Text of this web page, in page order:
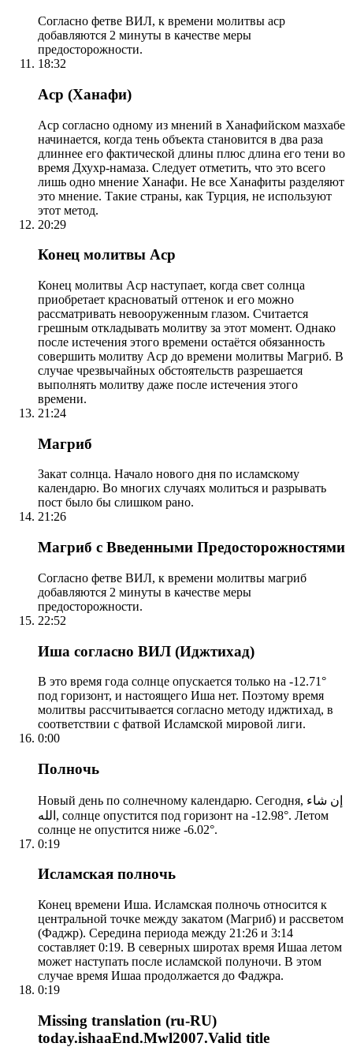
Согласно фетве ВИЛ, к времени молитвы аср
добавляются 2 минуты в качестве меры
предосторожности.
18:32
Аср (Ханафи)
Аср согласно одному из мнений в Ханафийском мазхабе
начинается, когда тень объекта становится в два раза
длиннее его фактической длины плюс длина его тени во
время Дхухр-намаза. Следует отметить, что это всего
лишь одно мнение Ханафи. Не все Ханафиты разделяют
это мнение. Такие страны, как Турция, не используют
этот метод.
20:29
Конец молитвы Аср
Конец молитвы Аср наступает, когда свет солнца
приобретает красноватый оттенок и его можно
рассматривать невооруженным глазом. Считается
грешным откладывать молитву за этот момент. Однако
после истечения этого времени остаётся обязанность
совершить молитву Аср до времени молитвы Магриб. В
случае чрезвычайных обстоятельств разрешается
выполнять молитву даже после истечения этого
времени.
21:24
Магриб
Закат солнца. Начало нового дня по исламскому
календарю. Во многих случаях молиться и разрывать
пост было бы слишком рано.
21:26
Магриб с Введенными Предосторожностями
Согласно фетве ВИЛ, к времени молитвы магриб
добавляются 2 минуты в качестве меры
предосторожности.
22:52
Иша согласно ВИЛ (Иджтихад)
В это время года солнце опускается только на -12.71°
под горизонт, и настоящего Иша нет. Поэтому время
молитвы рассчитывается согласно методу иджтихад, в
соответствии с фатвой Исламской мировой лиги.
0:00
Полночь
Новый день по солнечному календарю. Сегодня, إن شاء
الله, солнце опустится под горизонт на -12.98°. Летом
солнце не опустится ниже -6.02°.
0:19
Исламская полночь
Конец времени Иша. Исламская полночь относится к
центральной точке между закатом (Магриб) и рассветом
(Фаджр). Середина периода между 21:26 и 3:14
составляет 0:19. В северных широтах время Ишаа летом
может наступать после исламской полуночи. В этом
случае время Ишаа продолжается до Фаджра.
0:19
Missing translation (ru-RU)
today.ishaaEnd.Mwl2007.Valid title